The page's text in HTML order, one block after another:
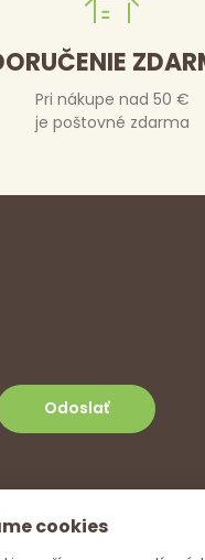
cookies
Pri nákupe nad 50 €
je poštovné zdarma